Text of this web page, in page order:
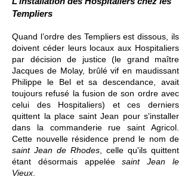
Templiers
Quand l’ordre des Templiers est dissous, ils
doivent céder leurs locaux aux Hospitaliers
par décision de justice (le grand maître
Jacques de Molay, brûlé vif en maudissant
Philippe le Bel et sa descendance, avait
toujours refusé la fusion de son ordre avec
celui des Hospitaliers) et ces derniers
quittent la place saint Jean pour s'installer
dans la commanderie rue saint Agricol.
Cette nouvelle résidence prend le nom de
saint Jean de Rhodes , celle qu'ils quittent
étant désormais appeléesaint Jean le
Vieux